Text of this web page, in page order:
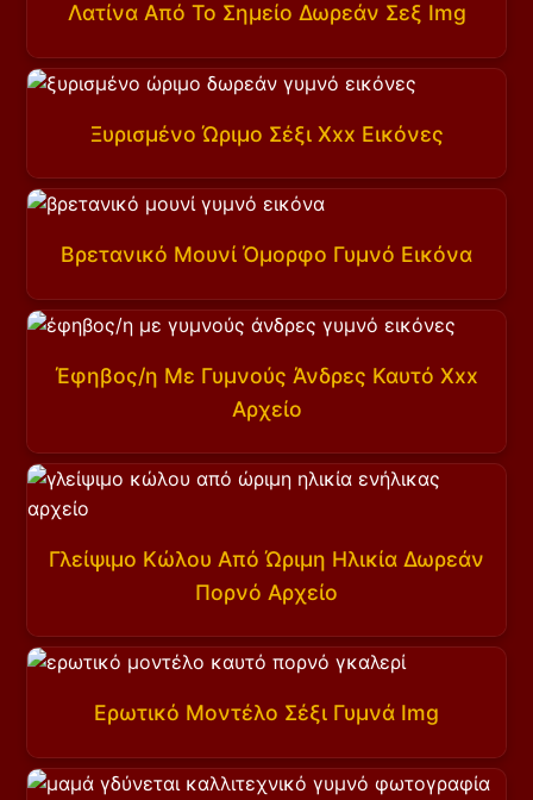
Λατίνα Από Το Σημείο Δωρεάν Σεξ Img
Ξυρισμένο Ώριμο Σέξι Xxx Εικόνες
Βρετανικό Μουνί Όμορφο Γυμνό Εικόνα
Έφηβος/η Με Γυμνούς Άνδρες Καυτό Xxx
Αρχείο
Γλείψιμο Κώλου Από Ώριμη Ηλικία Δωρεάν
Πορνό Αρχείο
Ερωτικό Μοντέλο Σέξι Γυμνά Img